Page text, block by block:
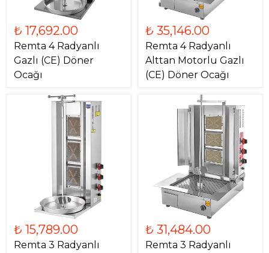
₺ 17,692.00
Remta 4 Radyanlı
Gazlı (CE) Döner
Ocağı
₺ 35,146.00
Remta 4 Radyanlı
Alttan Motorlu Gazlı
(CE) Döner Ocağı
₺ 15,789.00
Remta 3 Radyanlı
₺ 31,484.00
Remta 3 Radyanlı